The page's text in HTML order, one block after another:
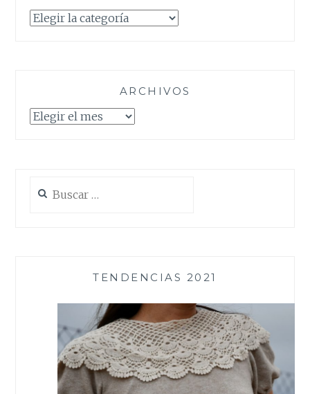
Categorías
ARCHIVOS
Archivos
TENDENCIAS 2021